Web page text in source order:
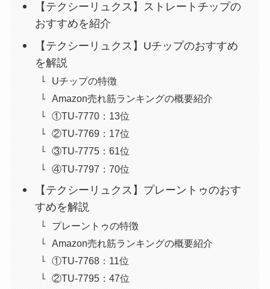
【テクシーリュクス】ストレートチップの
おすすめを紹介
【テクシーリュクス】Uチップのおすすめ
を解説
Uチップの特徴
Amazon売れ筋ランキングの概要紹介
①TU-7770：13位
②TU-7769：17位
③TU-7775：61位
④TU-7797：70位
【テクシーリュクス】プレーントゥのおす
すめを解説
プレーントゥの特徴
Amazon売れ筋ランキングの概要紹介
①TU-7768：11位
②TU-7795：47位